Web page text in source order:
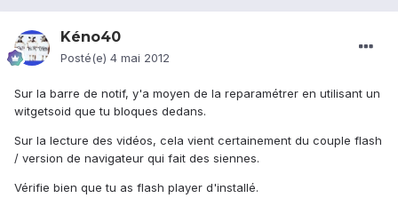
Kéno40
Posté(e) 4 mai 2012
Sur la barre de notif, y'a moyen de la reparamétrer en utilisant un
witgetsoid que tu bloques dedans.
Sur la lecture des vidéos, cela vient certainement du couple flash
/ version de navigateur qui fait des siennes.
Vérifie bien que tu as flash player d'installé.